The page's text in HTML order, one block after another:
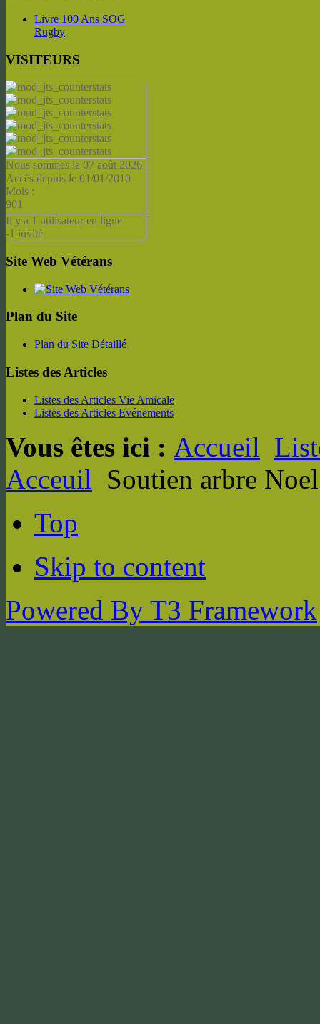
Livre 100 Ans SOG
Rugby
VISITEURS
Nous sommes le 07 août 2026
Accès depuis le 01/01/2010
Mois :
901
Il y a 1 utilisateur en ligne
-1 invité
Site Web Vétérans
Plan du Site
Plan du Site Détaillé
Listes des Articles
Listes des Articles Vie Amicale
Listes des Articles Evénements
Vous êtes ici : Accueil
Acceuil Soutien arbre
Top
Skip to content
Powered By T3 Framework